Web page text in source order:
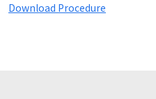
Download Procedure